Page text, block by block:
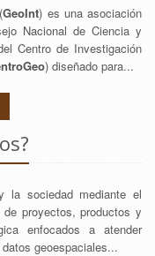
GeoInt) es una asociación
Nacional de Ciencia y
Centro de Investigación
) diseñado para...
la sociedad mediante el
proyectos, productos y
enfocados a atender
geoespaciales...